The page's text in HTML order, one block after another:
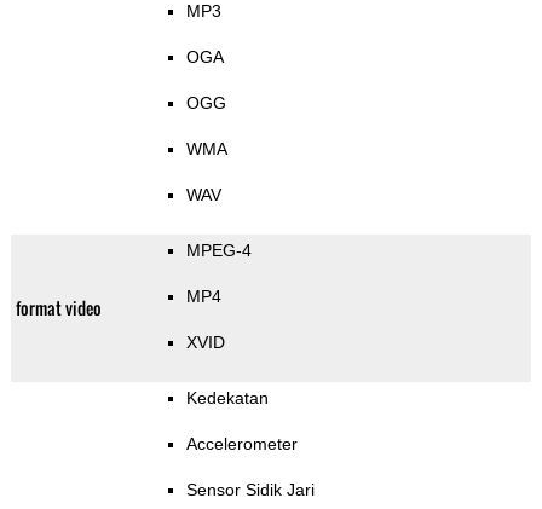
MP3
OGA
OGG
WMA
WAV
format video
MPEG-4
MP4
XVID
Kedekatan
Accelerometer
Sensor Sidik Jari